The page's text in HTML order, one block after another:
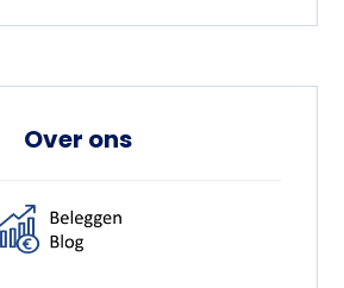
Over ons